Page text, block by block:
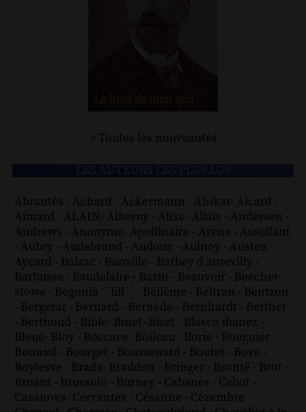
> Toutes les nouveautés
Abrantès - Achard - Ackermann - Ahikar- Aicard -
Aimard - ALAIN- Alberny - Alixe- Allais - Andersen -
Andrews - Anonyme- Apollinaire - Arène - Assollant
- Aubry - Audebrand - Audoux - Aulnoy - Austen -
Aycard - Balzac - Banville - Barbey d aurevilly -
Barbusse - Baudelaire - Bazin - Beauvoir - Beecher
stowe - Bégonia ´´lili´´ - Bellême - Beltran - Bentzon
- Bergerat - Bernard - Bernède - Bernhardt - Berthet
- Berthoud - Bible- Binet- Bizet - Blasco ibanez -
Bleue- Bloy - Boccace- Boileau - Borie - Bouguier -
Bouniol - Bourget - Boussenard - Boutet - Bove -
Boylesve - Brada- Braddon - Bringer - Brontë - Brot -
Bruant - Brussolo - Burney - Cabanès - Cabot -
Casanova- Cervantes - Césanne - Cézembre -